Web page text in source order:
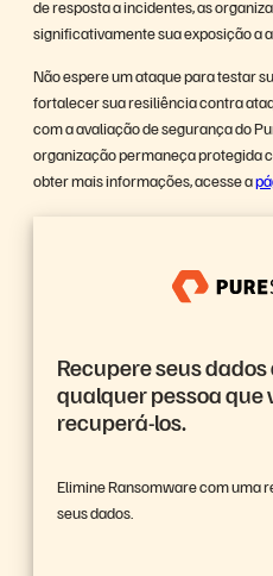
de resposta a incidentes, as
significativamente sua exposição a
Não espere um ataque para testar
fortalecer sua resiliência contra
com a avaliação de segurança do
organização permaneça protegida
obter mais informações, acesse a
Recupere seus
qualquer pessoa que
recuperá-los.
Elimine Ransomware com uma
seus dados.